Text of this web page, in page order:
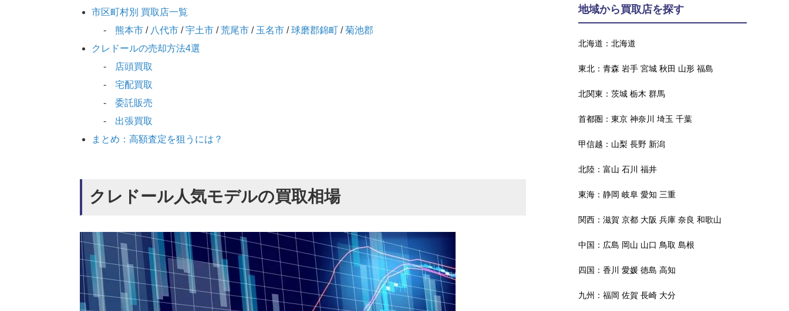
市区町村別 買取店一覧
熊本市 / 八代市 /宇土市 /荒尾市 / 玉名市 /球磨郡錦町 /菊池郡
クレドールの売却方法4選
店頭買取
宅配買取
委託販売
出張買取
まとめ：高額査定を狙うには？
クレドール人気モデルの買取相場
地域から買取店を探す
北海道： 北海道
東北： 青森 岩手 宮城 秋田 山形 福島
北関東： 茨城 栃木 群馬
首都圏： 東京 神奈川 埼玉 千葉
甲信越： 山梨 長野 新潟
北陸： 富山 石川 福井
東海： 静岡 岐阜 愛知 三重
関西： 滋賀 京都 大阪 兵庫 奈良 和歌山
中国： 広島 岡山 山口 鳥取 島根
四国： 香川 愛媛 徳島 高知
九州： 福岡 佐賀 長崎 大分